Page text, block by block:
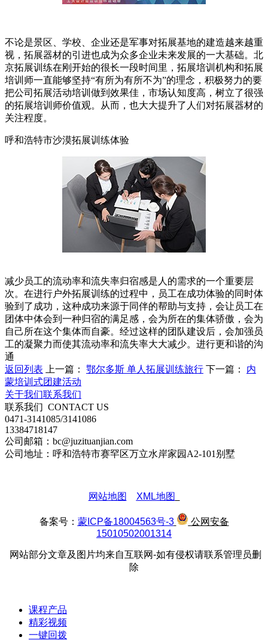
不论是景区、学校、企业还是军事对拓展基地的建造越来越重
视，拓展器材的引进也成为众多企业未来发展的一大基础。北
京拓展训练在刚开始的很长一段时间里，拓展培训机构和拓展
培训师一直能够坚持“有所为有所不为”的理念，积极努力的要
把公司拓展活动培训做到效果佳，市场认知度高，树立了很强
的拓展培训师价值观。从而，也大大提升了人们对拓展器材的
关注程度。
呼和浩特市沙漠拓展训练体验
减少员工的流动率和流失率归宿感是人的需求的一个重要层
次。在进行户外拓展训练的过程中，员工在成功体验的同时体
验到了成功，这种成功来源于同伴的帮助与支持，会让员工在
团体中体会到一种归宿的满足感，会为所在的集体骄傲，会为
自己所在这个集体而自豪。经过这样的团队建设后，会加强员
工的凝聚力而使其流动率和流失率大大减少。进行更和谐的沟
通
返回列表
上一篇： 鄂尔多斯 单人拓展训练旅行 下一篇： 内
蒙培训式团建活动
关于我们联系我们
联系我们 CONTACT US
0471-3141085/3141086
13384718147
公司邮箱：bc@juzituanjian.com
公司地址：呼和浩特市赛罕区万立水岸家园A2-101别墅
网站地图 XML地图
备案号： 蒙ICP备18004563号-3
公网安备
15010502001314
网站部分文章及图片均来自互联网-如有侵权请联系管理员删
除
课程产品
精彩视频
一键回拨